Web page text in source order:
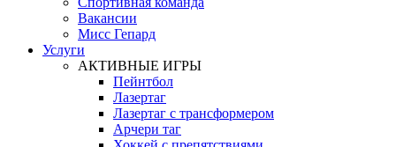
Вакансии
Мисс Гепард
Услуги
АКТИВНЫЕ ИГРЫ
Пейнтбол
Лазертаг
Лазертаг с трансформером
Арчери таг